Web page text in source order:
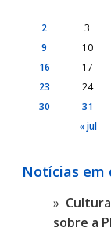
2
3
9
10
16
17
23
24
30
31
« jul
Notícias em
sobre a